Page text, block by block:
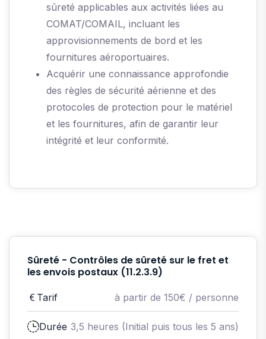
sûreté applicables aux activités liées au
COMAT/COMAIL, incluant les
approvisionnements de bord et les
fournitures aéroportuaires.
Acquérir une connaissance approfondie
des règles de sécurité aérienne et des
protocoles de protection pour le matériel
et les fournitures, afin de garantir leur
intégrité et leur conformité.
Sûreté - Contrôles de sûreté sur le fret et
les envois postaux (11.2.3.9)
Tarif à partir de 150€ / personne
Durée 3,5 heures (Initial puis tous les 5 ans)